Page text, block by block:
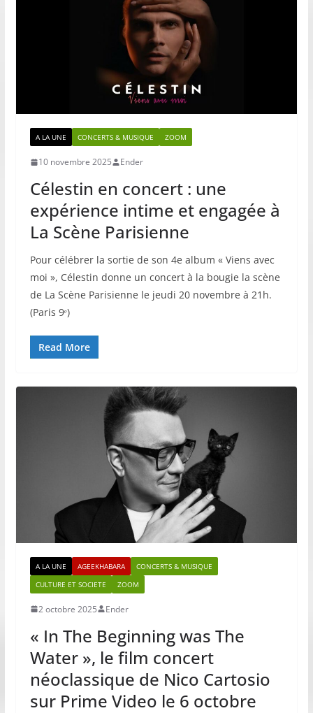
A LA UNE CONCERTS & MUSIQUE ZOOM
10 novembre 2025 Ender
Célestin en concert : une
expérience intime et engagée à
La Scène Parisienne
Pour célébrer la sortie de son 4e album « Viens avec
moi », Célestin donne un concert à la bougie la scène
de La Scène Parisienne le jeudi 20 novembre à 21h.
(Paris 9ᵉ)
Read More
A LA UNE AGEEKHABARA
CONCERTS & MUSIQUE
CULTURE ET SOCIETE
ZOOM
2 octobre 2025 Ender
« In The Beginning was The
Water », le film concert
néoclassique de Nico Cartosio
sur Prime Video le 6 octobre